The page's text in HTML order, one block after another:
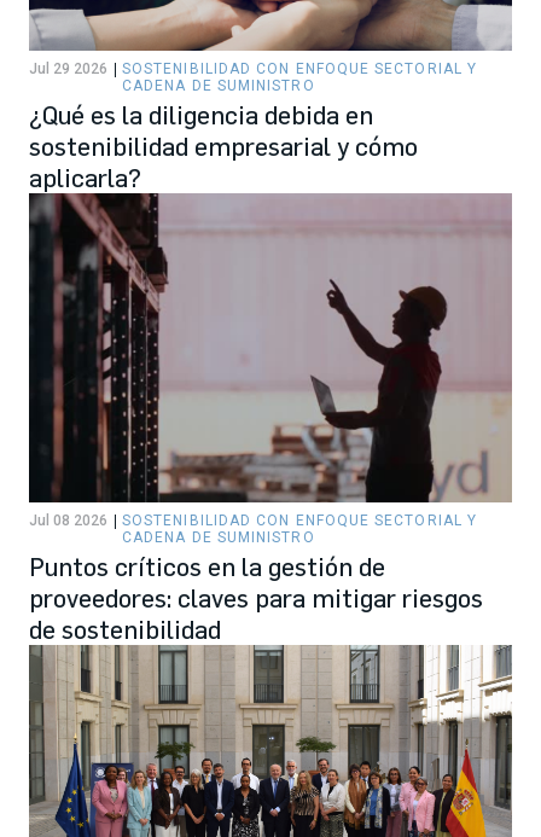
Jul 29 2026
SOSTENIBILIDAD CON ENFOQUE SECTORIAL Y
CADENA DE SUMINISTRO
¿Qué es la diligencia debida en
sostenibilidad empresarial y cómo
aplicarla?
Jul 08 2026
SOSTENIBILIDAD CON ENFOQUE SECTORIAL Y
CADENA DE SUMINISTRO
Puntos críticos en la gestión de
proveedores: claves para mitigar riesgos
de sostenibilidad